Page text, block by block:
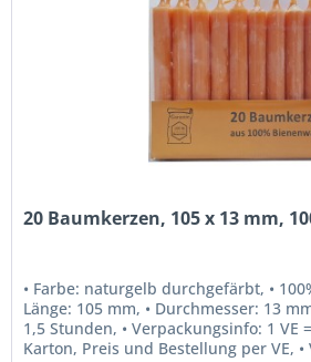
20 Baumkerzen, 105 x 13 mm,
• Farbe: naturgelb durchgefärbt, •
Länge: 105 mm, • Durchmesser: 13
1,5 Stunden, • Verpackungsinfo: 1 VE
Karton, Preis und Bestellung per VE,